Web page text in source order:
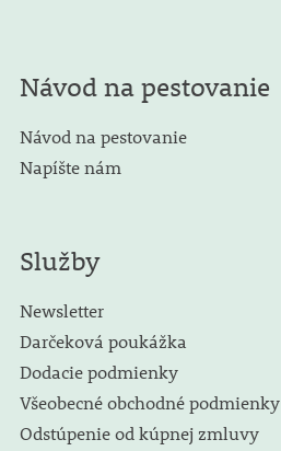
Návod na pestovanie
Návod na pestovanie
Napíšte nám
Služby
Newsletter
Darčeková poukážka
Dodacie podmienky
Všeobecné obchodné podmienky
Odstúpenie od kúpnej zmluvy